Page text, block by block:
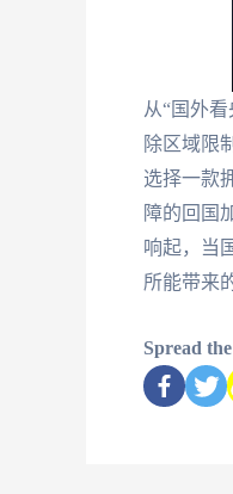
从“国外
除区域限
选择一款
障的回国
响起，当
所能带来
Spread